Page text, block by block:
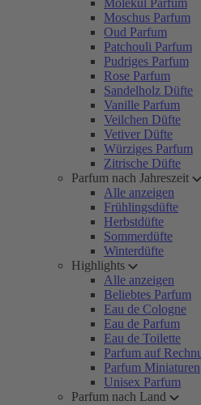
Molekül Parfum
Moschus Parfum
Oud Parfum
Patchouli Parfum
Pudriges Parfum
Rose Parfum
Sandelholz Düfte
Vanille Parfum
Veilchen Düfte
Vetiver Düfte
Würziges Parfum
Zitrische Düfte
Parfum nach Jahreszeit
Alle anzeigen
Frühlingsdüfte
Herbstdüfte
Sommerdüfte
Winterdüfte
Highlights
Alle anzeigen
Beliebtes Parfum
Eau de Cologne
Eau de Parfum
Eau de Toilette
Parfum auf
Parfum Miniaturen
Unisex Parfum
Parfum nach Land